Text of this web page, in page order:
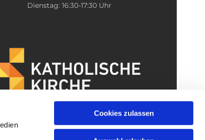
Cookies zulassen
Dienstag: 16:30-17:30 Uhr